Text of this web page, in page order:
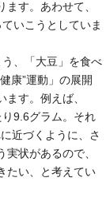
す。あわせて、
いこうとしていま
、「大豆」を食べ
康”運動」の展開
す。例えば、
り9.6グラム。それ
近づくように、さ
状があるので、
たい、と考えてい